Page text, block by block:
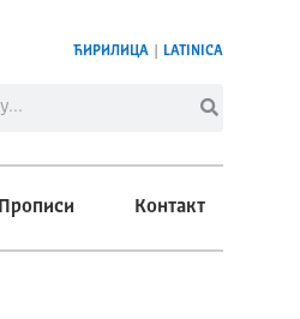
ЋИРИЛИЦА LATINICA
Прописи Контакт